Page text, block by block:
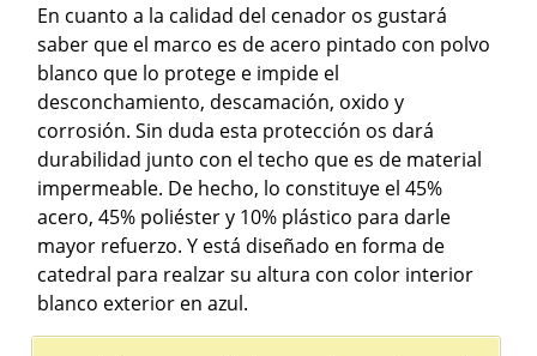
En cuanto a la calidad del cenador os gustará
saber que el marco es de acero pintado con polvo
blanco que lo protege e impide el
desconchamiento, descamación, oxido y
corrosión. Sin duda esta protección os dará
durabilidad junto con el techo que es de material
impermeable. De hecho, lo constituye el 45%
acero, 45% poliéster y 10% plástico para darle
mayor refuerzo. Y está diseñado en forma de
catedral para realzar su altura con color interior
blanco exterior en azul.